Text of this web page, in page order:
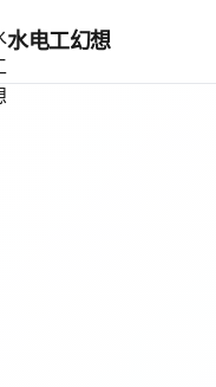
水电工幻想